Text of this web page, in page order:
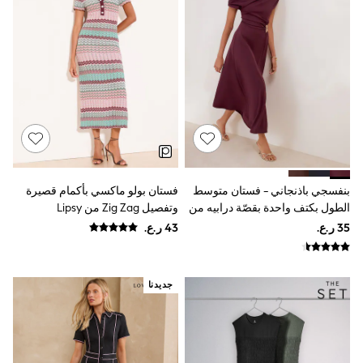
River Island
Eid Holiday Collection
SCHOOLWEAR
All Boys Schoolwear
Shoes
Trousers
Shorts
Shirts
Polo Shirts
Sweatshirts & Jumpers
Coats & Jackets
Underwear
Socks
Multipacks
All Boys Sport & Swimwear
Joggers
adidas
Nike
All Girls Schoolwear
بنفسجي باذنجاني - فستان متوسط
الطول بكتف واحدة بقصّة درابيه من
Friends Like These
فستان بولو ماكسي بأكمام قصيرة
وتفصيل Zig Zag من Lipsy
جديدنا